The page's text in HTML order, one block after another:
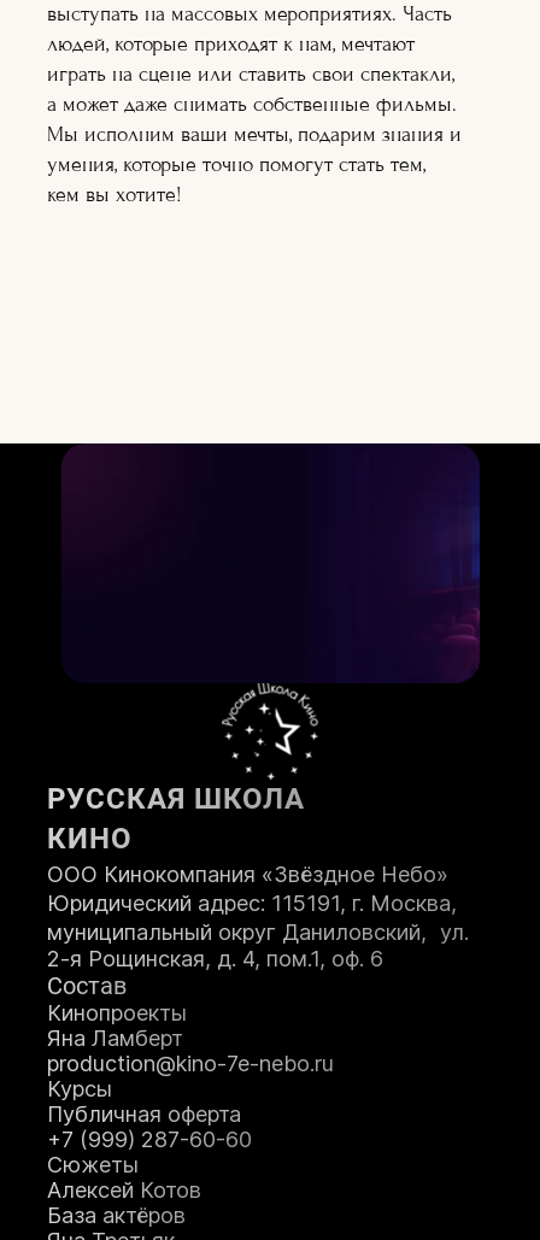
Подробнее
Подробнее
Подробне
е
Подробне
е
Подробнее
Подробнее
ПОСТУПИТЬ
выступать на массовых мероприятиях. Часть
людей, которые приходят к нам, мечтают
играть на сцене или ставить свои спектакли,
а может даже снимать собственные фильмы.
Мы исполним ваши мечты, подарим знания и
умения, которые точно помогут стать тем,
кем вы хотите!
РУССКАЯ ШКОЛА
КИНО
ООО Кинокомпания «Звёздное Небо»
Юридический адрес: 115191, г. Москва,
муниципальный округ Даниловский, ул.
2-я Рощинская, д. 4, пом.1, оф. 6
Состав
Кинопроекты
Яна Ламберт
production@kino-7e-nebo.ru
Курсы
Публичная оферта
+7 (999) 287-60-60
Сюжеты
Алексей Котов
База актёров